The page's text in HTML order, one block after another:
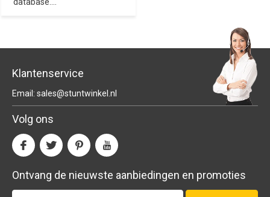
Klantenservice
Email: sales@stuntwinkel.nl
Volg ons
Ontvang de nieuwste aanbiedingen en promoties